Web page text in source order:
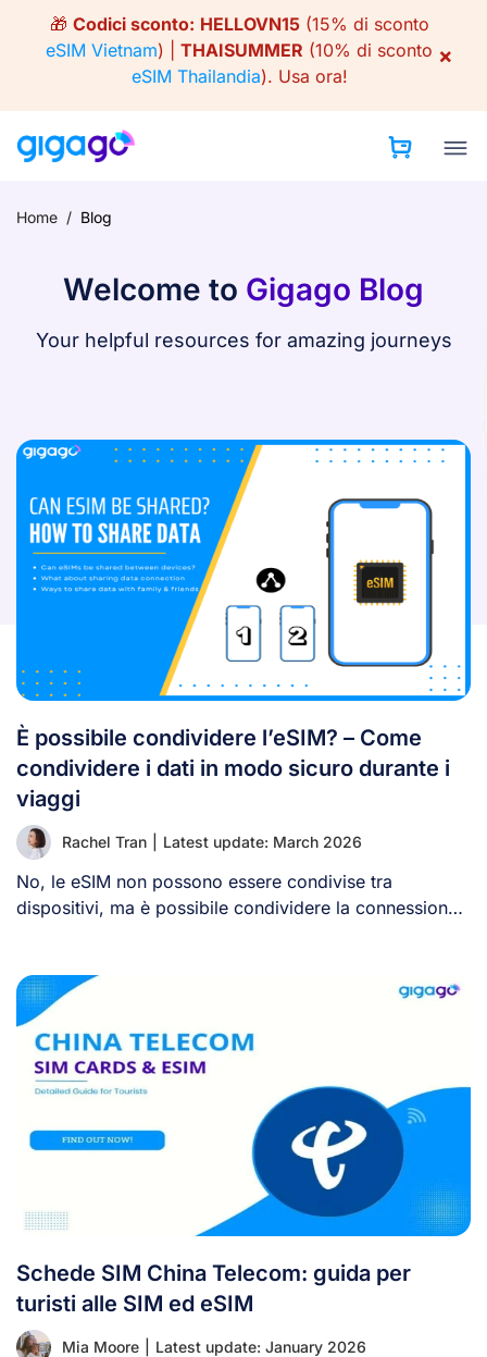
content
🎁 Codici sconto: HELLOVN15(15% di sconto
eSIM Vietnam) | THAISUMMER (10% di sconto
eSIM Thailandia). Usa ora!
×
Home / Blog
Welcome to Gigago Blog
Your helpful resources for amazing journeys
È possibile condividere l’eSIM? – Come
condividere i dati in modo sicuro durante i
viaggi
Rachel Tran Latest update: March 2026
No, le eSIM non possono essere condivise tra
dispositivi, ma è possibile condividere la connessione
Schede SIM China Telecom: guida per
turisti alle SIM ed eSIM
Mia Moore Latest update: January 2026